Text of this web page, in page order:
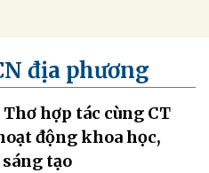
địa phương
hợp tác cùng CT
động khoa học,
tạo